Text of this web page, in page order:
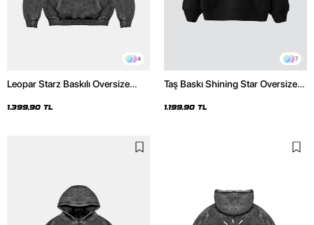
4
Leopar Starz Baskılı Oversize
Hoodie
1.399,90 TL
7
Taş Baskı Shining Star Oversize
1.199,90 TL